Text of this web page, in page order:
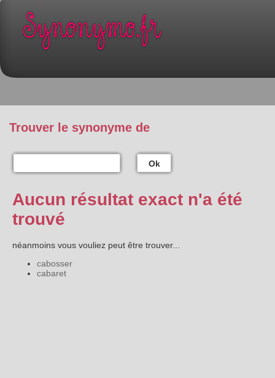
Trouver le synonyme de
Ok
Aucun résultat exact n'a été
trouvé
néanmoins vous vouliez peut être trouver...
cabosser
cabaret